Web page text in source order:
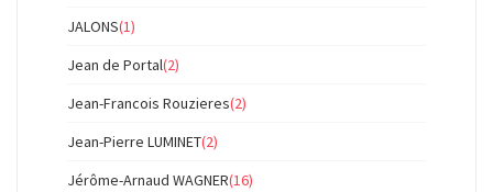
JALONS(1)
Jean de Portal(2)
Jean-Francois Rouzieres(2)
Jean-Pierre LUMINET(2)
Jérôme-Arnaud WAGNER(16)